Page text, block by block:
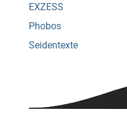
EXZESS
Phobos
Seidentexte